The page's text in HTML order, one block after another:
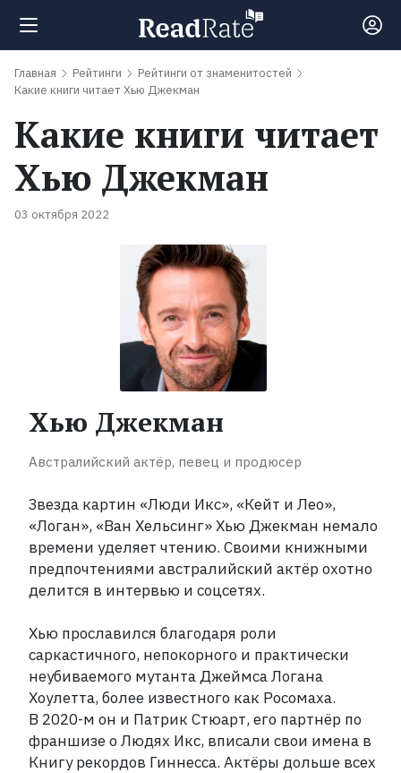
Поиск
Новости
каждый
Рейтинги
ReadRate
Рейтинги
от
знаменитостей
Бестселлеры
Книги
Экранизации
Главная Рейтинги
Рейтинги от знаменитостей
Какие книги читает Хью Джекман
Какие книги читает
Хью Джекман
03 октября 2022
Хью Джекман
Австралийский актёр, певец и продюсер
Звезда картин «Люди Икс», «Кейт и Лео»,
«Логан», «Ван Хельсинг» Хью Джекман немало
времени уделяет чтению. Своими книжными
предпочтениями австралийский актёр охотно
делится в интервью и соцсетях.
Хью прославился благодаря роли
саркастичного, непокорного и практически
неубиваемого мутанта Джеймса Логана
Хоулетта, более известного как Росомаха.
В 2020-м он и Патрик Стюарт, его партнёр по
франшизе о Людях Икс, вписали свои имена в
Книгу рекордов Гиннесса. Актёры дольше всех